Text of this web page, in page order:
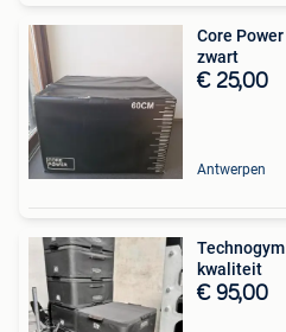
Core
zwart
€ 25,00
Antwerpen
kwaliteit
€ 95,00